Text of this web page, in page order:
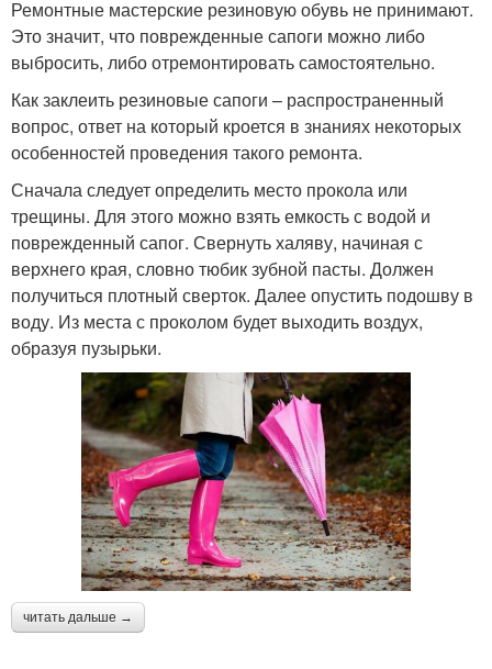
Ремонтные мастерские резиновую обувь не принимают.
Это значит, что поврежденные сапоги можно либо
выбросить, либо отремонтировать самостоятельно.
Как заклеить резиновые сапоги – распространенный
вопрос, ответ на который кроется в знаниях некоторых
особенностей проведения такого ремонта.
Сначала следует определить место прокола или
трещины. Для этого можно взять емкость с водой и
поврежденный сапог. Свернуть халяву, начиная с
верхнего края, словно тюбик зубной пасты. Должен
получиться плотный сверток. Далее опустить подошву в
воду. Из места с проколом будет выходить воздух,
образуя пузырьки.
читать дальше →